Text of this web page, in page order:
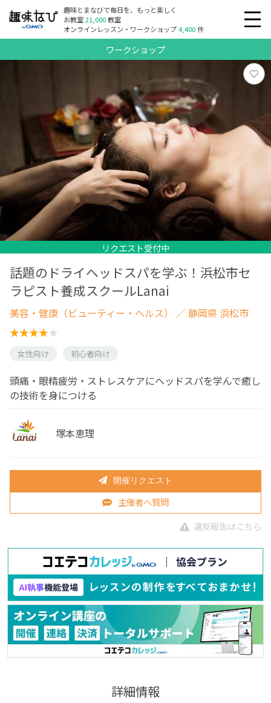
趣味とまなびで毎日を、もっと楽しく
お教室21,000教室
オンラインレッスン・ワークショップ4,400件
ワークショップ
リクエスト受付中
リクエスト受付中
話題のドライヘッドスパを学ぶ！浜松市セ
ラピスト養成スクールLanai
美容・健康（ビューティー・ヘルス） ／ 静岡県 浜松市
女性向け 初心者向け
頭痛・眼精疲労・ストレスケアにヘッドスパを学んで癒し
の技術を身につける
塚本恵理
開催リクエスト
主催者へ質問
違反報告はこちら
詳細情報